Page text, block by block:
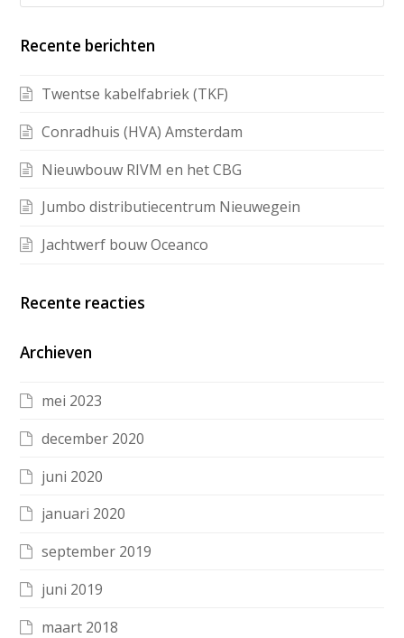
Recente berichten
Twentse kabelfabriek (TKF)
Conradhuis (HVA) Amsterdam
Nieuwbouw RIVM en het CBG
Jumbo distributiecentrum Nieuwegein
Jachtwerf bouw Oceanco
Recente reacties
Archieven
mei 2023
december 2020
juni 2020
januari 2020
september 2019
juni 2019
maart 2018